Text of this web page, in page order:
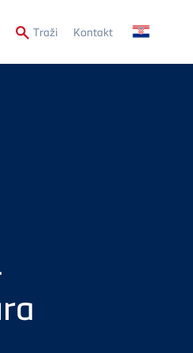
TražiSecondary
Menu
Kontakt